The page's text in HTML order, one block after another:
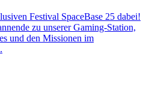
Festival SpaceBase 25 dabei!
zu unserer Gaming-Station,
und den Missionen im